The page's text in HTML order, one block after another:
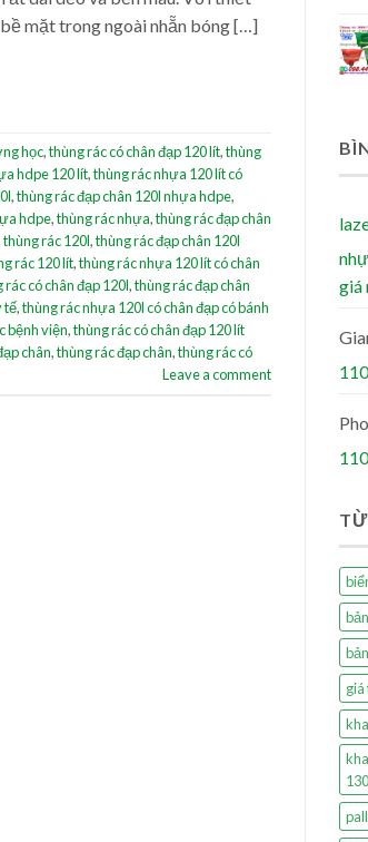
mặt trong ngoài nhẵn bóng […]
học,thùng rác có chân đạp 120 lít,thùng
hdpe 120 lít,thùng rác nhựa 120 lít có
,thùng rác đạp chân 120l nhựa hdpe,
hdpe,thùng rác nhựa,thùng rác đạp chân
thùng rác 120l,thùng rác đạp chân 120l
rác 120 lít,thùng rác nhựa 120 lít có chân
rác có chân đạp 120l,thùng rác đạp chân
tế,thùng rác nhựa 120l có chân đạp có bánh
bệnh viện,thùng rác có chân đạp 120 lít
chân,thùng rác đạp chân,thùng rác có
Leave a comment
giá
giá